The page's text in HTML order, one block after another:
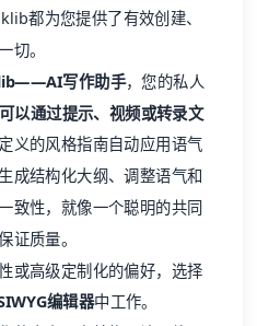
都为您提供了有效创建、
切。
写作助手，您的私人
以通过提示、视频或转录文
义的风格指南自动应用语气
成结构化大纲、调整语气和
致性，就像一个聪明的共同
证质量。
或高级定制化的偏好，选择
编辑器中工作。